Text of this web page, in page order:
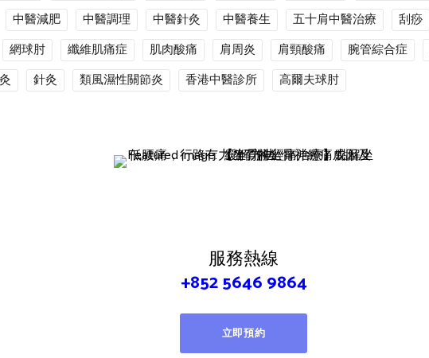
中醫減肥 中醫調理 中醫針灸 中醫養生 五十肩中醫治療 刮痧
網球肘 纖維肌痛症 肌肉酸痛 肩周炎 肩頸酸痛 腕管綜合症
針灸 類風濕性關節炎 香港中醫診所 高爾夫球肘
服務熱線
+852 5646 9864
立即預約